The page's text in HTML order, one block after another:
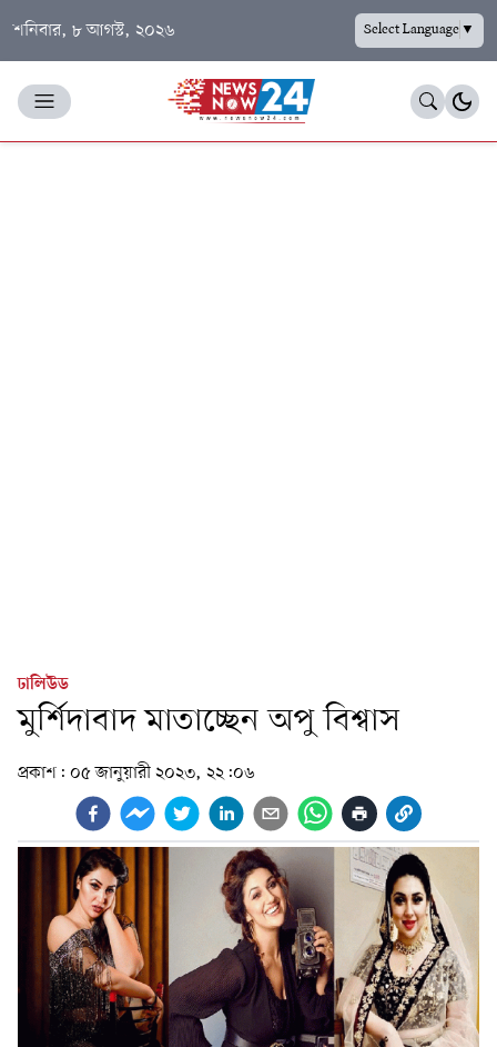
শনিবার, ৮ আগস্ট, ২০২৬ Select Language▼
ঢালিউড
মুর্শিদাবাদ মাতাচ্ছেন অপু বিশ্বাস
প্রকাশ: ০৫ জানুয়ারী ২০২৩, ২২:০৬